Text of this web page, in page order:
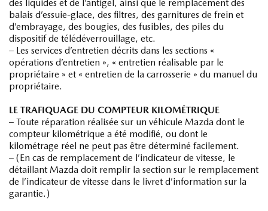
des liquides et de l’antigel, ainsi que le remplacement des
balais d’essuie-glace, des filtres, des garnitures de frein et
d’embrayage, des bougies, des fusibles, des piles du
dispositif de télédéverrouillage, etc.
– Les services d’entretien décrits dans les sections «
opérations d’entretien », « entretien réalisable par le
propriétaire » et « entretien de la carrosserie » du manuel du
propriétaire.
LE TRAFIQUAGE DU COMPTEUR KILOMÉTRIQUE
– Toute réparation réalisée sur un véhicule Mazda dont le
compteur kilométrique a été modifié, ou dont le
kilométrage réel ne peut pas être déterminé facilement.
– (En cas de remplacement de l’indicateur de vitesse, le
détaillant Mazda doit remplir la section sur le remplacement
de l’indicateur de vitesse dans le livret d’information sur la
garantie.)